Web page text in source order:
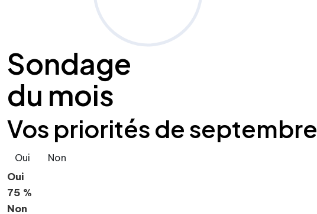
Sondage
du mois
Vos priorités de
Oui Non
Oui
75 %
Non